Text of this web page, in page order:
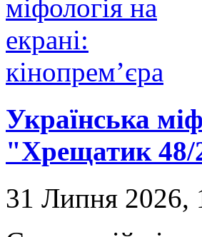
Українська
"Хрещатик 48/
31 Липня 2026,